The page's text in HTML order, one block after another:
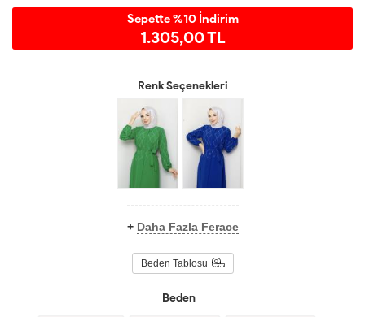
Sepette %10 İndirim
1.305,00 TL
Renk Seçenekleri
+ Daha Fazla Ferace
Beden Tablosu
Beden